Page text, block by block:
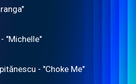
"Michelle"
- "Choke Me"